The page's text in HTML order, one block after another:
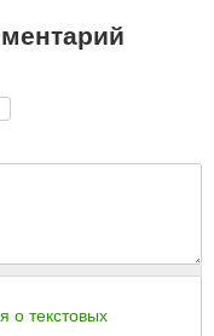
о текстовых